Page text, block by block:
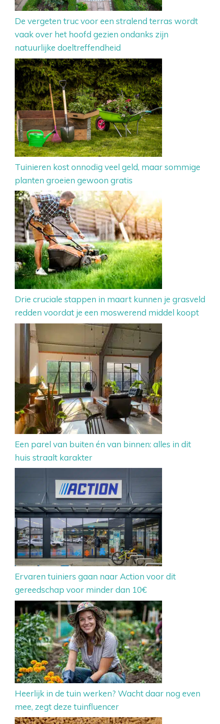
De vergeten truc voor een stralend terras wordt
vaak over het hoofd gezien ondanks zijn
natuurlijke doeltreffendheid
Tuinieren kost onnodig veel geld, maar sommige
planten groeien gewoon gratis
Drie cruciale stappen in maart kunnen je grasveld
redden voordat je een moswerend middel koopt
Een parel van buiten én van binnen: alles in dit
huis straalt karakter
Ervaren tuiniers gaan naar Action voor dit
gereedschap voor minder dan 10€
Heerlijk in de tuin werken? Wacht daar nog even
mee, zegt deze tuinfluencer